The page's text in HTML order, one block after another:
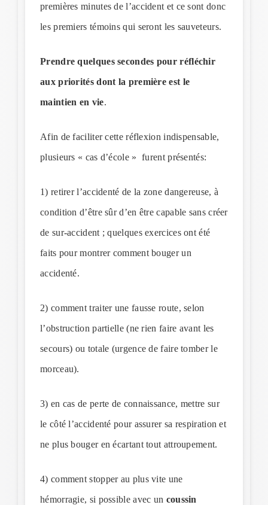
premières minutes de l’accident et ce sont donc
les premiers témoins qui seront les sauveteurs.
Prendre quelques secondes pour réfléchir
aux priorités dont la première est le
maintien en vie.
Afin de faciliter cette réflexion indispensable,
plusieurs « cas d’école » furent présentés:
1) retirer l’accidenté de la zone dangereuse, à
condition d’être sûr d’en être capable sans créer
de sur-accident ; quelques exercices ont été
faits pour montrer comment bouger un
accidenté.
2) comment traiter une fausse route, selon
l’obstruction partielle (ne rien faire avant les
secours) ou totale (urgence de faire tomber le
morceau).
3) en cas de perte de connaissance, mettre sur
le côté l’accidenté pour assurer sa respiration et
ne plus bouger en écartant tout attroupement.
4) comment stopper au plus vite une
hémorragie, si possible avec un coussin